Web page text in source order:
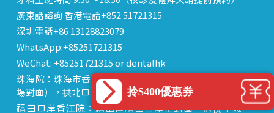
廣東話諮詢 香港電話+852 51721315
深圳電話+86 13128823079
WhatsApp:+85251721315
WeChat: +85251721315 or dentalhk
珠海院：珠海市香洲區 拱北中建商業大廈 15樓（迎賓廣
場對面），拱北口岸步行8分鐘直達
福田口岸香江院：福田區福田口岸正對面，海悅華城
拎$400優惠券